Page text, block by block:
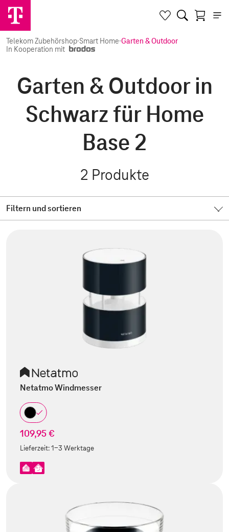
Telekom Zubehörshop·Smart Home·Garten & Outdoor
In Kooperation mit
Garten & Outdoor in
Schwarz für Home
Base 2
2 Produkte
Filtern und sortieren
Netatmo Windmesser
109,95 €
Lieferzeit:1-3 Werktage